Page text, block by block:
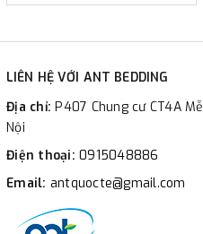
Từ Liêm, Hà Đông - 0915.043.003
8. Tầng B1/G TTTM The
Nội - 0915.048.879
9. Sky Oasis, KĐT EcoPark, Văn
LIÊN HỆ VỚI ANT BEDDING
Địa chỉ:P407 Chung cư CT4A
Nội
Điện thoại: 0915048886
Email: antquocte@gmail.com